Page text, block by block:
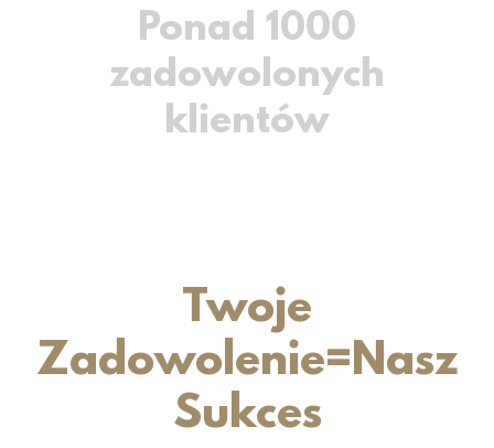
Ponad 1000
zadowolonych
klientów
Twoje
Zadowolenie=Nasz
Sukces